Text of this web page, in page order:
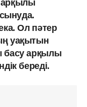
арқылы
Ол пәтер
уақытын
басу арқылы
береді.